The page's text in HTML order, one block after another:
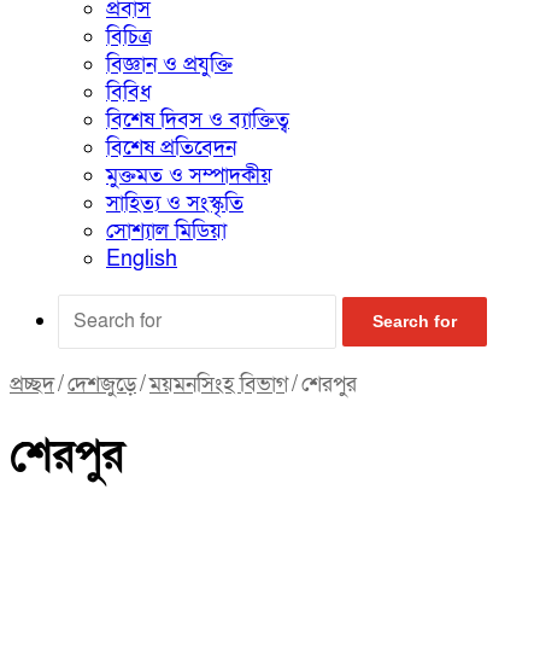
প্রবাস
বিচিত্র
বিজ্ঞান ও প্রযুক্তি
বিবিধ
বিশেষ দিবস ও ব্যাক্তিত্ব
বিশেষ প্রতিবেদন
মুক্তমত ও সম্পাদকীয়
সাহিত্য ও সংস্কৃতি
সোশ্যাল মিডিয়া
English
Search for
প্রচ্ছদ/দেশজুড়ে/ময়মনসিংহ বিভাগ/শেরপুর
শেরপুর